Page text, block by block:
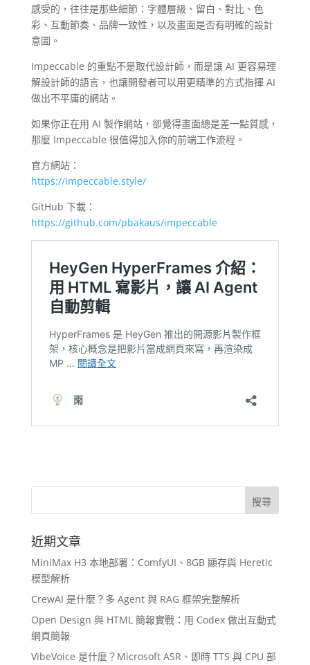
感受的，往往是那些細節：字體層級、留白、對比、色
彩、互動節奏、品牌一致性，以及畫面是否有明確的設計
意圖。
Impeccable 的重點不是取代設計師，而是讓 AI 更容易理
解設計師的語言，也讓開發者可以用更精準的方式指揮 AI
做出不平庸的網站。
如果你正在用 AI 製作網站，卻覺得畫面總是差一點質感，
那麼 Impeccable 很值得加入你的前端工作流程。
官方網站：
https://impeccable.style/
GitHub 下載：
https://github.com/pbakaus/impeccable
近期文章
MiniMax H3 本地部署：ComfyUI、8GB 顯存與 Heretic
模型解析
CrewAI 是什麼？多 Agent 與 RAG 框架完整解析
Open Design 與 HTML 簡報實戰：用 Codex 做出互動式
網頁簡報
VibeVoice 是什麼？Microsoft ASR、即時 TTS 與 CPU 部